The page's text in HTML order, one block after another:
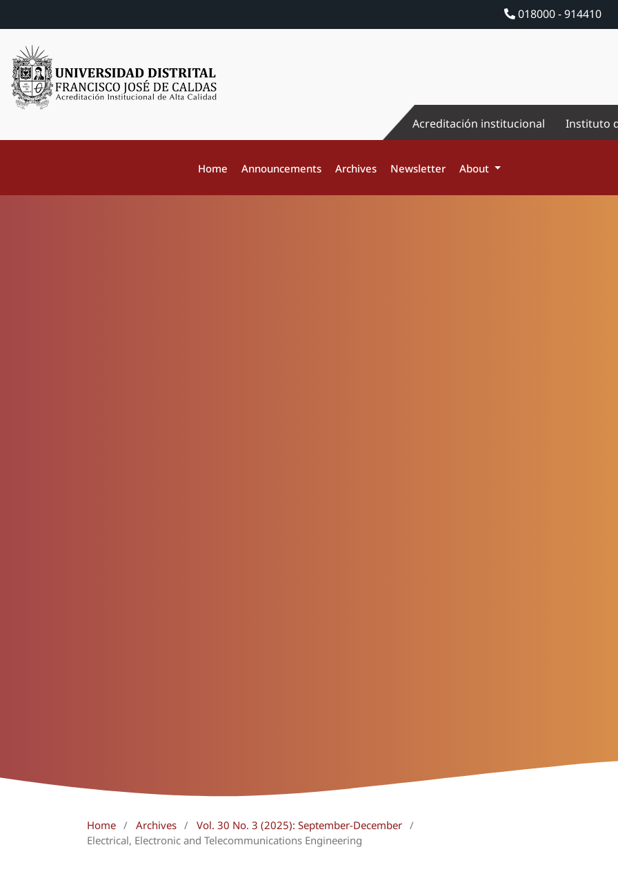
018000 - 914410
Acreditación institucional Instituto
Home Announcements Archives Newsletter About
Home / Archives / Vol. 30 No. 3 (2025): September-December /
Electrical, Electronic and Telecommunications Engineering